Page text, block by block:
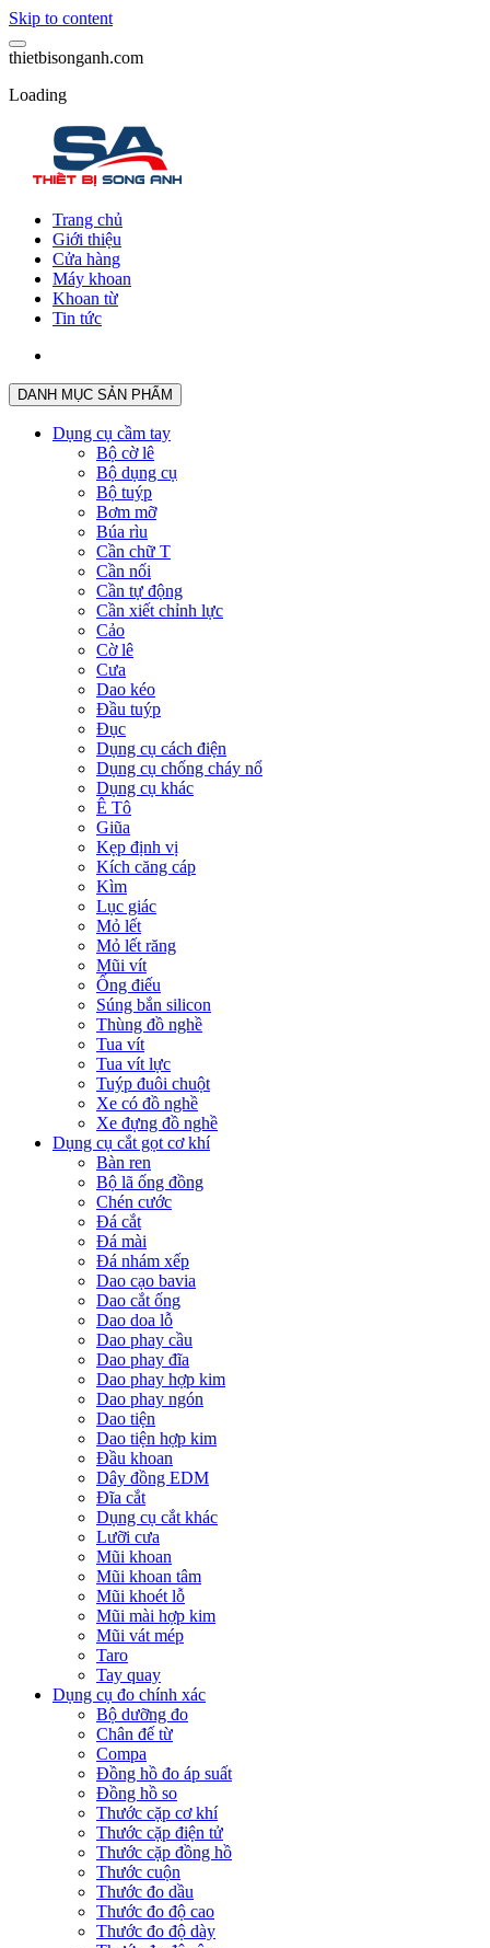
Skip to content
thietbisonganh.com
Loading
Trang chủ
Giới thiệu
Cửa hàng
Máy khoan
Khoan từ
Tin tức
DANH MỤC SẢN PHẨM
Dụng cụ cầm tay
Bộ cờ lê
Bộ dụng cụ
Bộ tuýp
Bơm mỡ
Búa rìu
Cần chữ T
Cần nối
Cần tự động
Cần xiết chỉnh lực
Cảo
Cờ lê
Cưa
Dao kéo
Đầu tuýp
Đục
Dụng cụ cách điện
Dụng cụ chống cháy nổ
Dụng cụ khác
Ê Tô
Giũa
Kẹp định vị
Kích căng cáp
Kìm
Lục giác
Mỏ lết
Mỏ lết răng
Mũi vít
Ống điếu
Súng bắn silicon
Thùng đồ nghề
Tua vít
Tua vít lực
Tuýp đuôi chuột
Xe có đồ nghề
Xe đựng đồ nghề
Dụng cụ cắt gọt cơ khí
Bàn ren
Bộ lã ống đồng
Chén cước
Đá cắt
Đá mài
Đá nhám xếp
Dao cạo bavia
Dao cắt ống
Dao doa lỗ
Dao phay cầu
Dao phay đĩa
Dao phay hợp kim
Dao phay ngón
Dao tiện
Dao tiện hợp kim
Đầu khoan
Dây đồng EDM
Đĩa cắt
Dụng cụ cắt khác
Lưỡi cưa
Mũi khoan
Mũi khoan tâm
Mũi khoét lỗ
Mũi mài hợp kim
Mũi vát mép
Taro
Tay quay
Dụng cụ đo chính xác
Bộ dưỡng đo
Chân đế từ
Compa
Đồng hồ đo áp suất
Đồng hồ so
Thước cặp cơ khí
Thước cặp điện tử
Thước cặp đồng hồ
Thước cuộn
Thước đo dầu
Thước đo độ cao
Thước đo độ dày